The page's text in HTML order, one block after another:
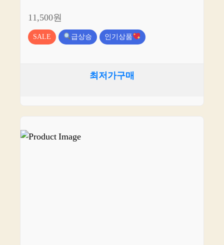
11,500원
SALE 급상승 인기상품
최저가구매